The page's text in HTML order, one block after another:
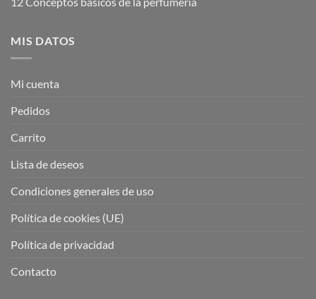
MIS DATOS
Mi cuenta
Pedidos
Carrito
Lista de deseos
Condiciones generales de uso
Política de cookies (UE)
Política de privacidad
Contacto